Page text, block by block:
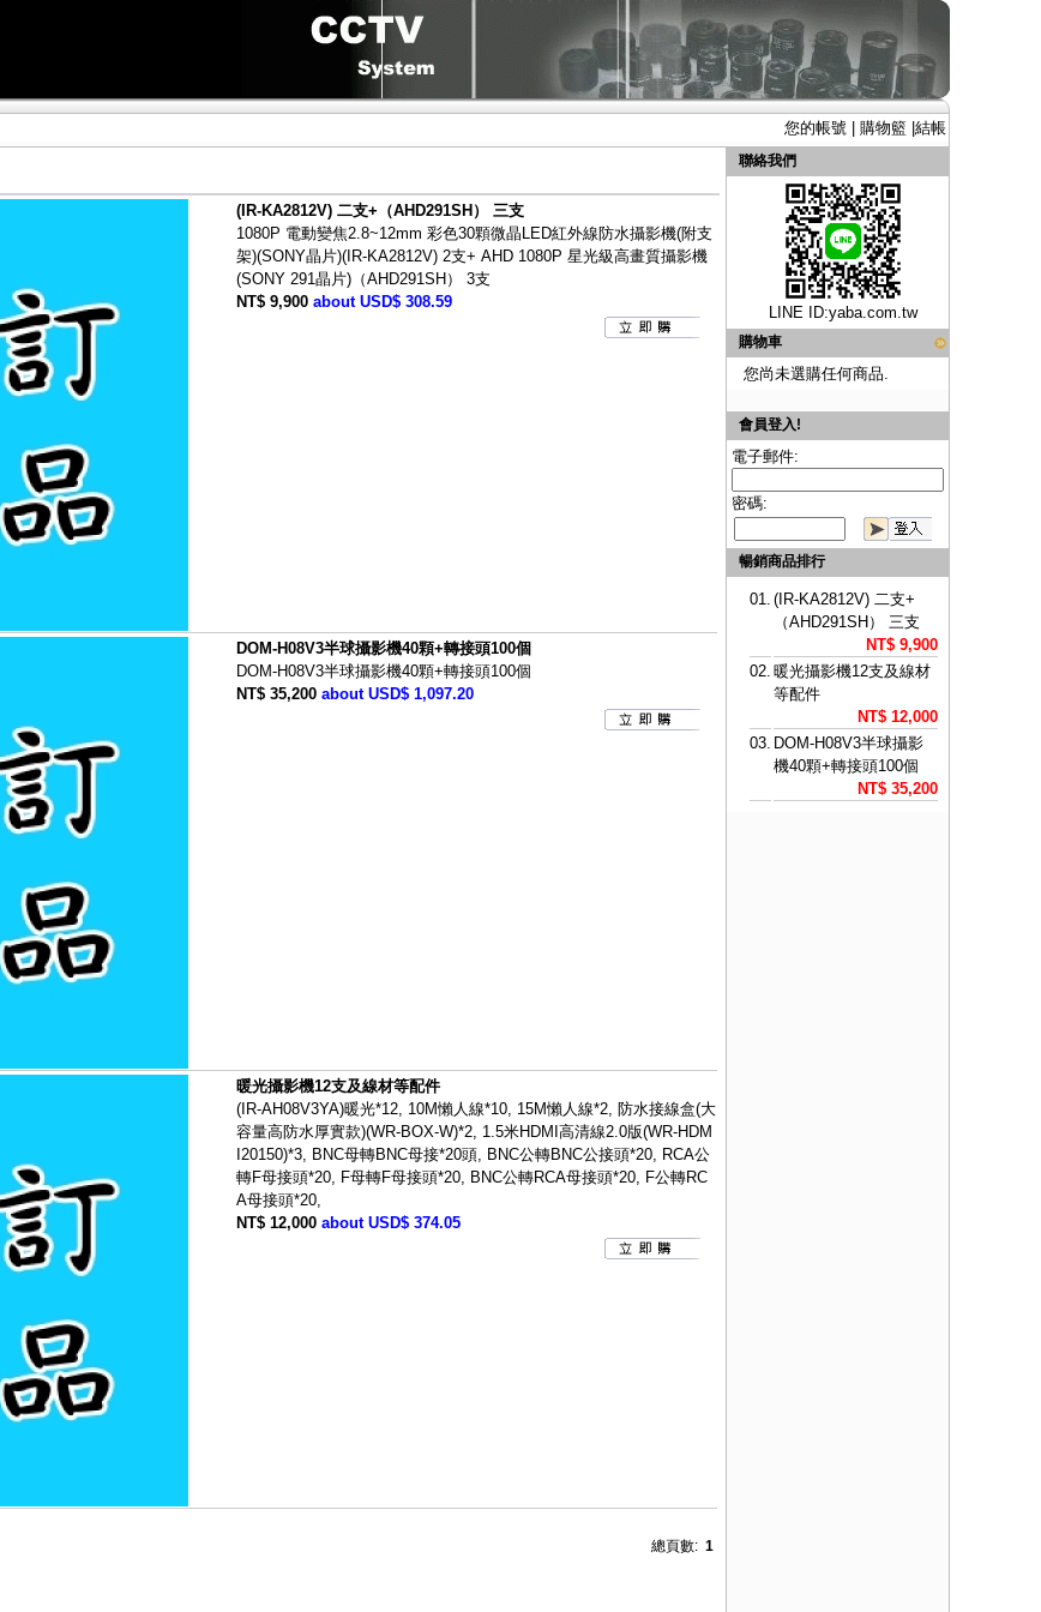
您的帳號| 購物籃| 結帳
(IR-KA2812V) 二支+（AHD291SH） 三支
1080P 電動變焦2.8~12mm 彩色30顆微晶LED紅外線防水攝影機(附支
架)(SONY晶片)(IR-KA2812V) 2支+ AHD 1080P 星光級高畫質攝影機
(SONY 291晶片)（AHD291SH） 3支
NT$ 9,900 about USD$ 308.59
DOM-H08V3半球攝影機40顆+轉接頭100個
DOM-H08V3半球攝影機40顆+轉接頭100個
NT$ 35,200 about USD$ 1,097.20
暖光攝影機12支及線材等配件
(IR-AH08V3YA)暖光*12, 10M懶人線*10, 15M懶人線*2, 防水接線盒(大
容量高防水厚實款)(WR-BOX-W)*2, 1.5米HDMI高清線2.0版(WR-HDM
I20150)*3, BNC母轉BNC母接*20頭, BNC公轉BNC公接頭*20, RCA公
轉F母接頭*20, F母轉F母接頭*20, BNC公轉RCA母接頭*20, F公轉RC
A母接頭*20,
NT$ 12,000 about USD$ 374.05
總頁數: 1
聯絡我們
LINE ID:yaba.com.tw
購物車
您尚未選購任何商品.
會員登入!
電子郵件:
密碼:
暢銷商品排行
01. (IR-KA2812V) 二支+
（AHD291SH） 三支
NT$ 9,900
02. 暖光攝影機12支及線材
等配件
NT$ 12,000
03. DOM-H08V3半球攝影
機40顆+轉接頭100個
NT$ 35,200